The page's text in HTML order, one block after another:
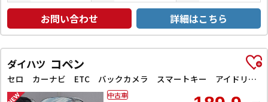
お問い合わせ 詳細はこちら
ダイハツ コペン
セロ カーナビ ETC バックカメラ スマートキー アイドリングストップ シートヒーター CVT ABS ESC アルミホイール エアコン パワーステアリング パワーウィンドウ
中古車